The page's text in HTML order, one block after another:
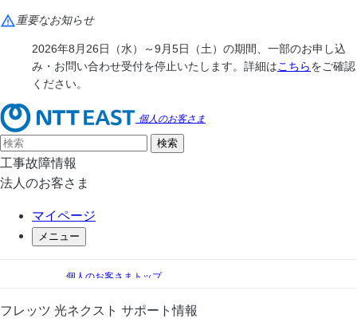
重要なお知らせ
2026年8月26日（水）～9月5日（土）の期間、一部のお申し込
み・お問い合わせ受付を停止いたします。詳細はこちらをご確認
ください。
個人のお客さま
工事故障情報
法人のお客さま
マイページ
メニュー
個人のお客さまトップ
手続き（移転、変更）
フレッツ 光ネクスト サポート情報
機器接続
フレッツ 光ネクスト サポート情報